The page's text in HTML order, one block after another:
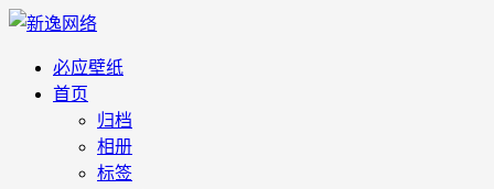
必应壁纸
首页
归档
相册
标签